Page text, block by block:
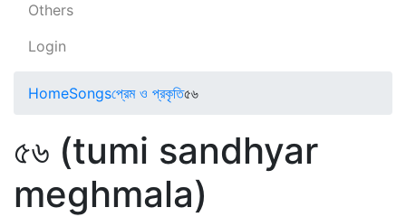
Others
Login
HomeSongsপ্রেম ও প্রকৃতি৫৬
৫৬ (tumi sandhyar
meghmala)